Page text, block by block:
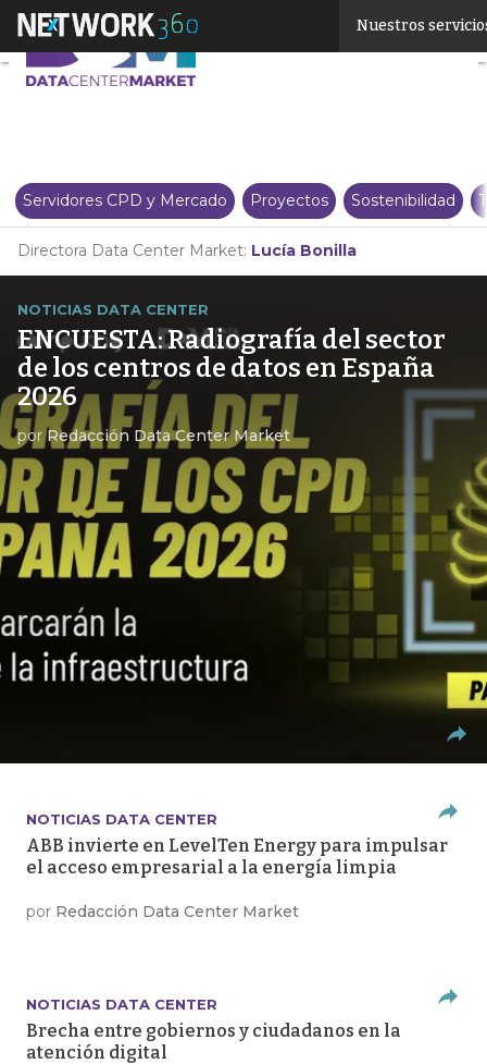
Nuestros
Servidores CPD y Mercado Proyectos Sostenibilidad
Directora Data Center Market: Lucía Bonilla
NOTICIAS DATA CENTER
ENCUESTA: Radiografía del sector
de los centros de datos en España
2026
porRedacción Data Center Market
NOTICIAS DATA CENTER
ABB invierte en LevelTen Energy para impulsar
el acceso empresarial a la energía limpia
por Redacción Data Center Market
NOTICIAS DATA CENTER
Brecha entre gobiernos y ciudadanos en la
atención digital